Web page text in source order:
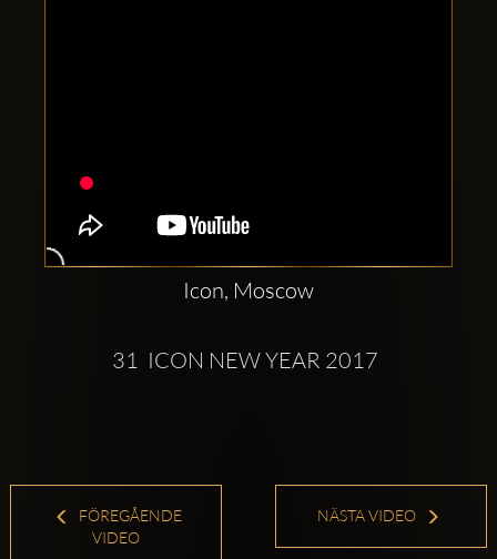
konton
Icon, Moscow
31  ICON NEW YEAR 2017
FÖREGÅENDE
VIDEO
NÄSTA VIDEO